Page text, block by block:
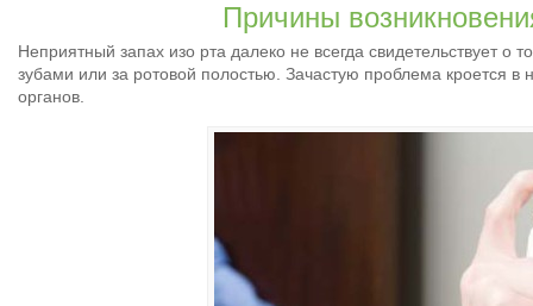
Причины
Неприятный запах изо рта далеко не всегда свидетельствует о
зубами или за ротовой полостью. Зачастую проблема кроется
органов.